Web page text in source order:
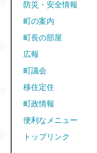
防災・安全情報
町の案内
町長の部屋
広報
町議会
移住定住
町政情報
便利なメニュー
トップリンク